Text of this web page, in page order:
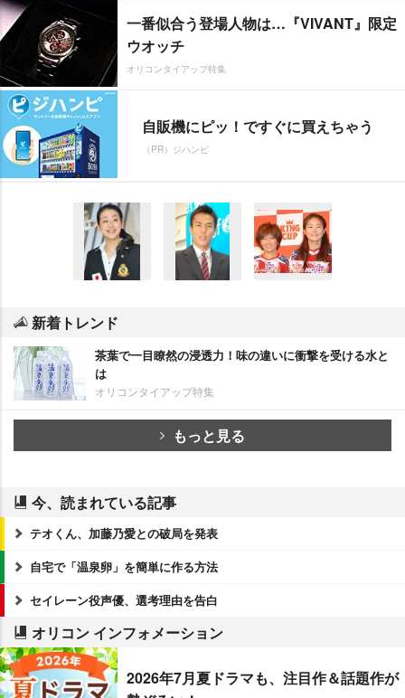
一番似合う登場人物は…『VIVANT』限定
ウオッチ
オリコンタイアップ特集
自販機にピッ！ですぐに買えちゃう
（PR）ジハンピ
新着トレンド
茶葉で一目瞭然の浸透力！味の違いに衝撃を受ける水と
は
オリコンタイアップ特集
もっと見る
今、読まれている記事
テオくん、加藤乃愛との破局を発表
自宅で「温泉卵」を簡単に作る方法
セイレーン役声優、選考理由を告白
オリコン インフォメーション
2026年7月夏ドラマも、注目作＆話題作が